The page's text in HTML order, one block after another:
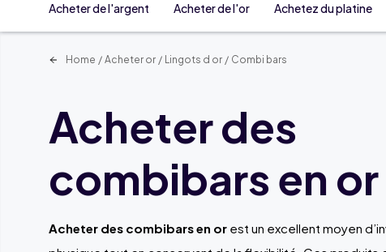
Acheter de l'argent Acheter de l'or Achetez du platine
Home / Acheter or / Lingots d or / Combi bars
Acheter des
combibars en or
Acheter des combibars en or est un excellent moyen